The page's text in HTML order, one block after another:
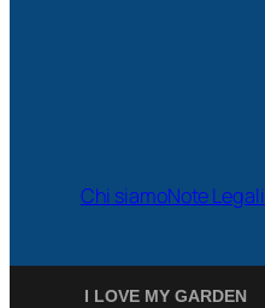
Chi siamoNote Legali
I LOVE MY GARDEN